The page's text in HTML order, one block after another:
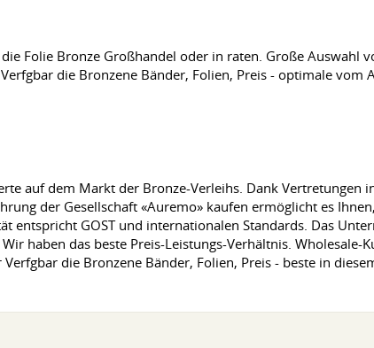
Folie Bronze Großhandel oder in raten. Große Auswahl
die Bronzene Bänder, Folien, Preis - optimale vom
auf dem Markt der Bronze-Verleihs. Dank
der Gesellschaft «Auremo» kaufen ermöglicht es
entspricht GOST und internationalen Standards. Das
haben das beste Preis-Leistungs-Verhältnis.
die Bronzene Bänder, Folien, Preis - beste in